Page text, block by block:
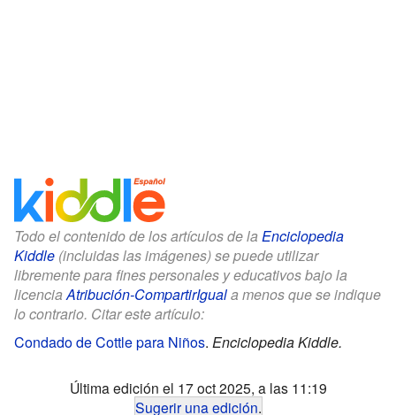
Todo el contenido de los artículos de la Enciclopedia
Kiddle (incluidas las imágenes) se puede utilizar
libremente para fines personales y educativos bajo la
licenciaAtribución-CompartirIguala menos que se indique
lo contrario. Citar este artículo:
Condado de Cottle para Niños. Enciclopedia Kiddle.
Última edición el 17 oct 2025, a las 11:19
Sugerir una edición.